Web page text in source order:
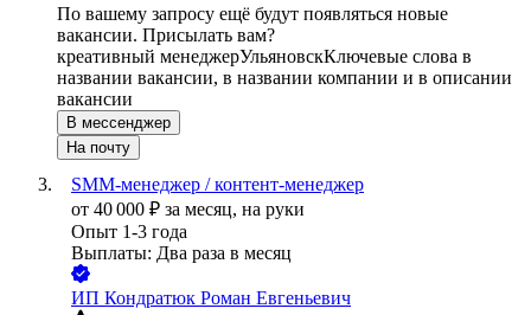
По вашему запросу ещё будут появляться новые
вакансии. Присылать вам?
креативный менеджерУльяновскКлючевые слова в
названии вакансии, в названии компании и в описании
вакансии
В мессенджер
На почту
SMM-менеджер / контент-менеджер
от 40 000 ₽ за месяц, на руки
Опыт 1-3 года
Выплаты: Два раза в месяц
ИП Кондратюк Роман Евгеньевич